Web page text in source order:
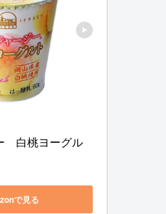
　白桃ヨーグル
で見る